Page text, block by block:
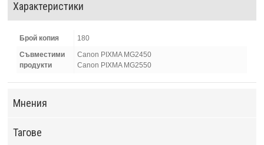
Характеристики
Брой копия
180
Съвместими
продукти
Canon PIXMA MG2450
Canon PIXMA MG2550
Мнения
Тагове